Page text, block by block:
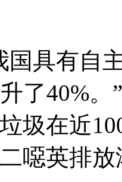
国具有自
了40%
圾在近
噁英排